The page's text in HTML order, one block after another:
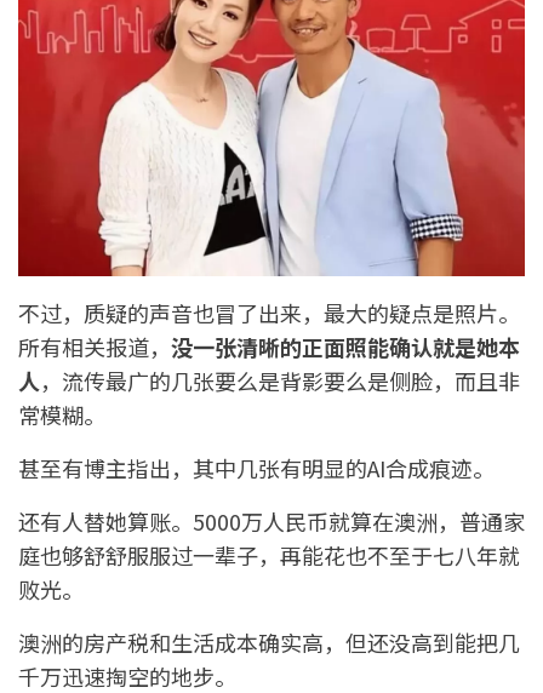
不过，质疑的声音也冒了出来，最大的疑点是照片。
所有相关报道， 没一张清晰的正面照能确认就是她本
人，流传最广的几张要么是背影要么是侧脸，而且非
常模糊。
甚至有博主指出，其中几张有明显的AI合成痕迹。
还有人替她算账。5000万人民币就算在澳洲，普通家
庭也够舒舒服服过一辈子，再能花也不至于七八年就
败光。
澳洲的房产税和生活成本确实高，但还没高到能把几
千万迅速掏空的地步。